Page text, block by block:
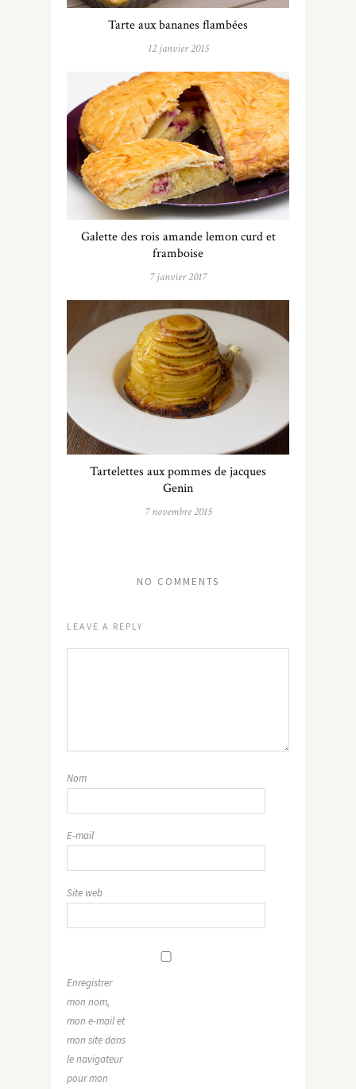
Tarte aux bananes flambées
12 janvier 2015
Galette des rois amande lemon curd et
framboise
7 janvier 2017
Tartelettes aux pommes de jacques
Genin
7 novembre 2015
NO COMMENTS
LEAVE A REPLY
Nom
E-mail
Site web
Enregistrer
mon nom,
mon e-mail et
mon site dans
le navigateur
pour mon